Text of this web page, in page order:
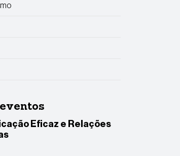
Eficaz e Relações